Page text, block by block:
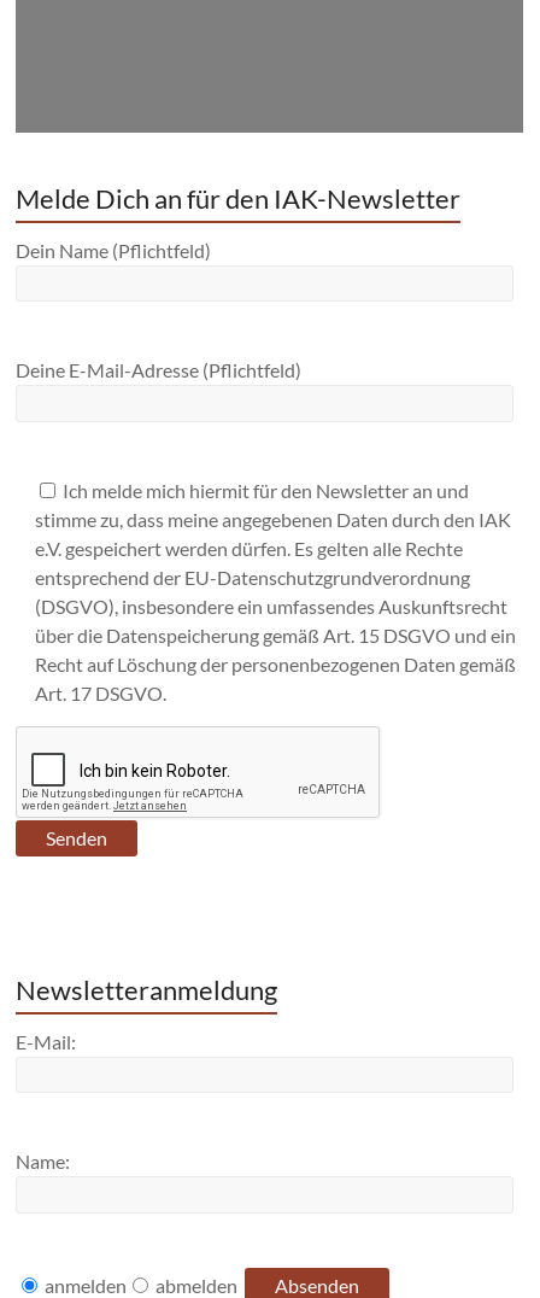
Melde Dich an für den IAK-Newsletter
Dein Name (Pflichtfeld)
Deine E-Mail-Adresse (Pflichtfeld)
Ich melde mich hiermit für den Newsletter an und
stimme zu, dass meine angegebenen Daten durch den IAK
e.V. gespeichert werden dürfen. Es gelten alle Rechte
entsprechend der EU-Datenschutzgrundverordnung
(DSGVO), insbesondere ein umfassendes Auskunftsrecht
über die Datenspeicherung gemäß Art. 15 DSGVO und ein
Recht auf Löschung der personenbezogenen Daten gemäß
Art. 17 DSGVO.
Newsletteranmeldung
E-Mail:
Name:
anmelden abmelden